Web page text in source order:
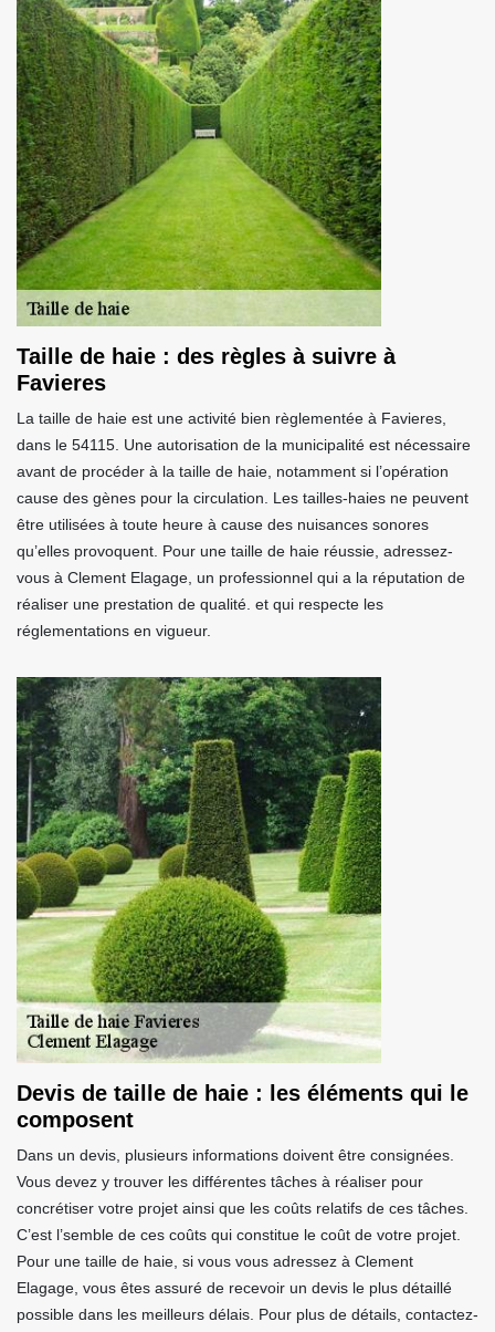
Taille de haie : des règles à suivre à
Favieres
La taille de haie est une activité bien règlementée à Favieres,
dans le 54115. Une autorisation de la municipalité est nécessaire
avant de procéder à la taille de haie, notamment si l’opération
cause des gènes pour la circulation. Les tailles-haies ne peuvent
être utilisées à toute heure à cause des nuisances sonores
qu’elles provoquent. Pour une taille de haie réussie, adressez-
vous à Clement Elagage, un professionnel qui a la réputation de
réaliser une prestation de qualité. et qui respecte les
réglementations en vigueur.
Devis de taille de haie : les éléments qui le
composent
Dans un devis, plusieurs informations doivent être consignées.
Vous devez y trouver les différentes tâches à réaliser pour
concrétiser votre projet ainsi que les coûts relatifs de ces tâches.
C’est l’semble de ces coûts qui constitue le coût de votre projet.
Pour une taille de haie, si vous vous adressez à Clement
Elagage, vous êtes assuré de recevoir un devis le plus détaillé
possible dans les meilleurs délais. Pour plus de détails, contactez-